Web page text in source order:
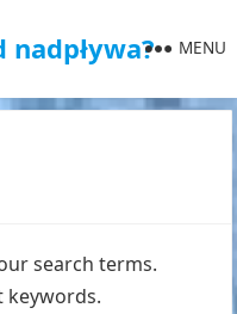
nadpływa? MENU
search terms.
keywords.